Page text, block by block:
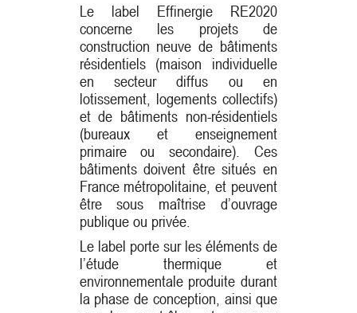
Le label Effinergie RE2020
concerne les projets de
construction neuve de bâtiments
résidentiels (maison individuelle
en secteur diffus ou en
lotissement, logements collectifs)
et de bâtiments non-résidentiels
(bureaux et enseignement
primaire ou secondaire). Ces
bâtiments doivent être situés en
France métropolitaine, et peuvent
être sous maîtrise d’ouvrage
publique ou privée.
Le label porte sur les éléments de
l’étude thermique et
environnementale produite durant
la phase de conception, ainsi que